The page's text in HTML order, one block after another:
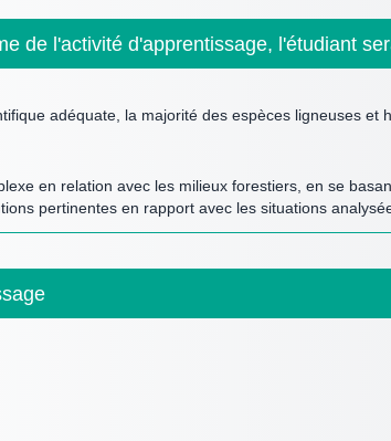
de l'activité d'apprentissage, l'étudiant
adéquate, la majorité des espèces ligneuses
en relation avec les milieux forestiers, en se
pertinentes en rapport avec les situations